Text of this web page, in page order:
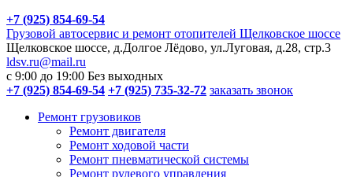
+7 (925) 854-69-54
Грузовой автосервис и ремонт отопителей Щелковское шоссе
Щелковское шоссе, д.Долгое Лёдово, ул.Луговая, д.28, стр.3
ldsv.ru@mail.ru
с 9:00 до 19:00 Без выходных
+7 (925) 854-69-54 +7 (925) 735-32-72 заказать звонок
Ремонт грузовиков
Ремонт двигателя
Ремонт ходовой части
Ремонт пневматической системы
Ремонт рулевого управления